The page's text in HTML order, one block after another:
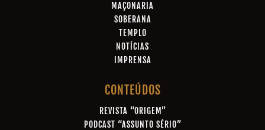
MAÇONARIA
SOBERANA
TEMPLO
NOTÍCIAS
IMPRENSA
CONTEÚDOS
REVISTA “ORIGEM”
PODCAST “ASSUNTO SÉRIO”